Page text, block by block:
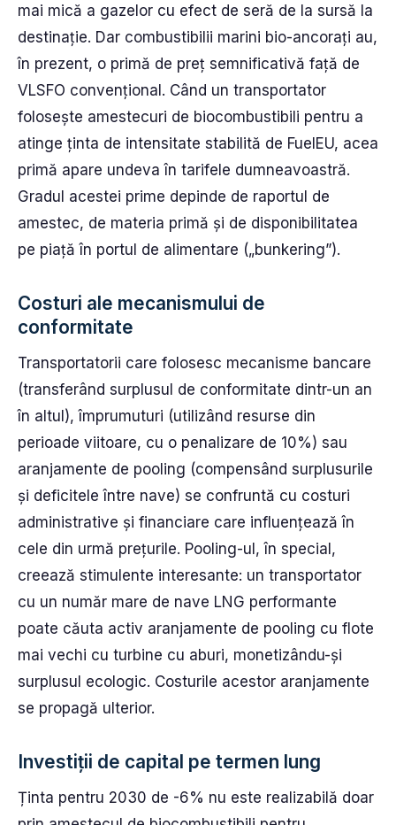
mai mică a gazelor cu efect de seră de la sursă la
destinație. Dar combustibilii marini bio-ancorați au,
în prezent, o primă de preț semnificativă față de
VLSFO convențional. Când un transportator
folosește amestecuri de biocombustibili pentru a
atinge ținta de intensitate stabilită de FuelEU, acea
primă apare undeva în tarifele dumneavoastră.
Gradul acestei prime depinde de raportul de
amestec, de materia primă și de disponibilitatea
pe piață în portul de alimentare („bunkering”).
Costuri ale mecanismului de
conformitate
Transportatorii care folosesc mecanisme bancare
(transferând surplusul de conformitate dintr-un an
în altul), împrumuturi (utilizând resurse din
perioade viitoare, cu o penalizare de 10%) sau
aranjamente de pooling (compensând surplusurile
și deficitele între nave) se confruntă cu costuri
administrative și financiare care influențează în
cele din urmă prețurile. Pooling-ul, în special,
creează stimulente interesante: un transportator
cu un număr mare de nave LNG performante
poate căuta activ aranjamente de pooling cu flote
mai vechi cu turbine cu aburi, monetizându-și
surplusul ecologic. Costurile acestor aranjamente
se propagă ulterior.
Investiții de capital pe termen lung
Ținta pentru 2030 de -6% nu este realizabilă doar